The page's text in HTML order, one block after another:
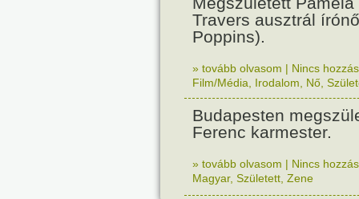
Travers ausztrál
Poppins).
» tovább olvasom | Nincs
Film/Média
Irodalom Nő
Budapesten
Ferenc karmester.
» tovább olvasom | Nincs
Magyar, Született Zene